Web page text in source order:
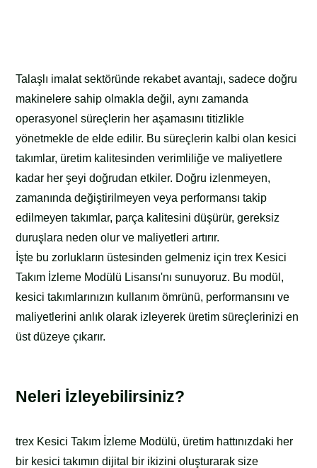
Talaşlı imalat sektöründe rekabet avantajı, sadece doğru
makinelere sahip olmakla değil, aynı zamanda
operasyonel süreçlerin her aşamasını titizlikle
yönetmekle de elde edilir. Bu süreçlerin kalbi olan kesici
takımlar, üretim kalitesinden verimliliğe ve maliyetlere
kadar her şeyi doğrudan etkiler. Doğru izlenmeyen,
zamanında değiştirilmeyen veya performansı takip
edilmeyen takımlar, parça kalitesini düşürür, gereksiz
duruşlara neden olur ve maliyetleri artırır.
İşte bu zorlukların üstesinden gelmeniz için trex Kesici
Takım İzleme Modülü Lisansı'nı sunuyoruz. Bu modül,
kesici takımlarınızın kullanım ömrünü, performansını ve
maliyetlerini anlık olarak izleyerek üretim süreçlerinizi en
üst düzeye çıkarır.
Neleri İzleyebilirsiniz?
trex Kesici Takım İzleme Modülü, üretim hattınızdaki her
bir kesici takımın dijital bir ikizini oluşturarak size